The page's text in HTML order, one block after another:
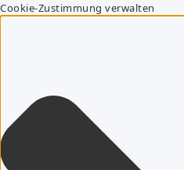
Cookie-Zustimmung verwalten